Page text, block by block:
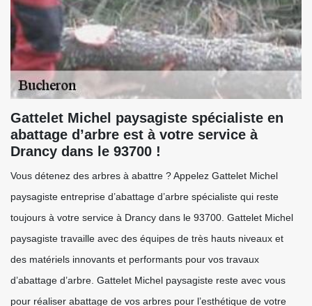
Gattelet Michel paysagiste spécialiste en
abattage d’arbre est à votre service à
Drancy dans le 93700 !
Vous détenez des arbres à abattre ? Appelez Gattelet Michel
paysagiste entreprise d’abattage d’arbre spécialiste qui reste
toujours à votre service à Drancy dans le 93700. Gattelet Michel
paysagiste travaille avec des équipes de très hauts niveaux et
des matériels innovants et performants pour vos travaux
d’abattage d’arbre. Gattelet Michel paysagiste reste avec vous
pour réaliser abattage de vos arbres pour l’esthétique de votre